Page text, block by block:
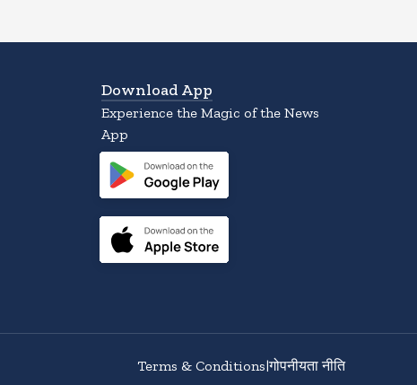
Download App
Experience the Magic of the News
App
Terms & Conditions|गोपनीयता नीति